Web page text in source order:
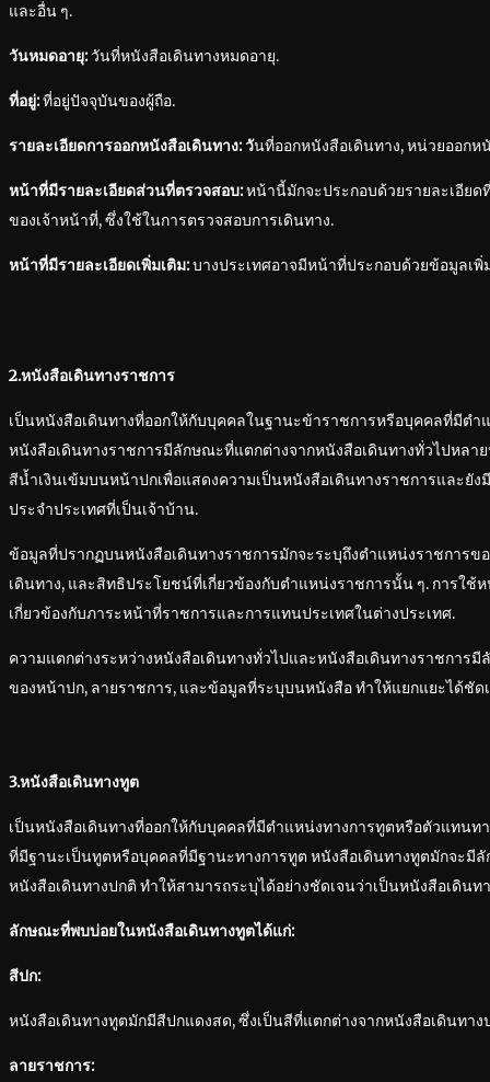
และอื่น ๆ.
วันหมดอายุ: วันที่หนังสือเดินทางหมดอายุ.
ที่อยู่:ที่อยู่ปัจจุบันของผู้ถือ.
รายละเอียดการออกหนังสือเดินทาง:วันที่ออกหนังสือเดินทาง, หน่วยออกห
หน้าที่มีรายละเอียดส่วนที่ตรวจสอบ:หน้านี้มักจะประกอบด้วยรายละเอียด
ของเจ้าหน้าที่, ซึ่งใช้ในการตรวจสอบการเดินทาง.
หน้าที่มีรายละเอียดเพิ่มเติม:บางประเทศอาจมีหน้าที่ประกอบด้วยข้อมูลเพิ่
2.หนังสือเดินทางราชการ
เป็นหนังสือเดินทางที่ออกให้กับบุคคลในฐานะข้าราชการหรือบุคคลที่มีตำ
หนังสือเดินทางราชการมีลักษณะที่แตกต่างจากหนังสือเดินทางทั่วไปหลา
สีน้ำเงินเข้มบนหน้าปกเพื่อแสดงความเป็นหนังสือเดินทางราชการและยั
ประจำประเทศที่เป็นเจ้าบ้าน.
ข้อมูลที่ปรากฏบนหนังสือเดินทางราชการมักจะระบุถึงตำแหน่งราชการข
เดินทาง, และสิทธิประโยชน์ที่เกี่ยวข้องกับตำแหน่งราชการนั้น ๆ. การใช้
เกี่ยวข้องกับภาระหน้าที่ราชการและการแทนประเทศในต่างประเทศ.
ความแตกต่างระหว่างหนังสือเดินทางทั่วไปและหนังสือเดินทางราชกา
ของหน้าปก, ลายราชการ, และข้อมูลที่ระบุบนหนังสือ ทำให้แยกแยะได้ชัด
3.หนังสือเดินทางทูต
เป็นหนังสือเดินทางที่ออกให้กับบุคคลที่มีตำแหน่งทางการทูตหรือตัวแทนท
ที่มีฐานะเป็นทูตหรือบุคคลที่มีฐานะทางการทูต หนังสือเดินทางทูตมักจะมี
หนังสือเดินทางปกติ ทำให้สามารถระบุได้อย่างชัดเจนว่าเป็นหนังสือเดินท
ลักษณะที่พบบ่อยในหนังสือเดินทางทูตได้แก่:
สีปก:
หนังสือเดินทางทูตมักมีสีปกแดงสด, ซึ่งเป็นสีที่แตกต่างจากหนังสือเดินทาง
ลายราชการ: